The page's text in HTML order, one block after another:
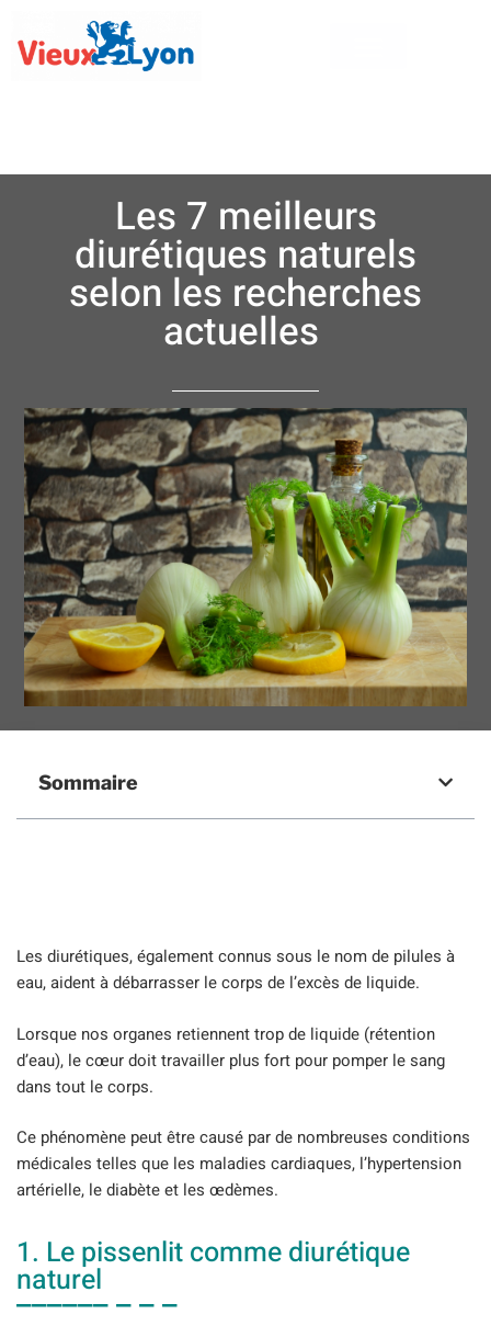
Les 7 meilleurs
diurétiques naturels
selon les recherches
actuelles
Sommaire
Les diurétiques, également connus sous le nom de pilules à
eau, aident à débarrasser le corps de l’excès de liquide.
Lorsque nos organes retiennent trop de liquide (rétention
d’eau), le cœur doit travailler plus fort pour pomper le sang
dans tout le corps.
Ce phénomène peut être causé par de nombreuses conditions
médicales telles que les maladies cardiaques, l’hypertension
artérielle, le diabète et les œdèmes.
1. Le pissenlit comme diurétique
naturel